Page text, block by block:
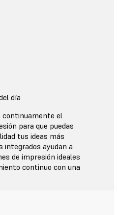
día
continuamente el
para que puedas
tus ideas más
integrados ayudan a
de impresión ideales
continuo con una